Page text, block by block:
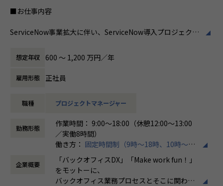
■お仕事内容
ServiceNow事業拡大に伴い、ServiceNow導入プロジェクト
ServiceNowは企業のDX推進を支えるプラットフォームとし
て、ITサービスマネジメント領域のみならず、顧客管理、人
事領域、業務ワークフロー改革など幅広い分野で活用されて
おり、当社においても引き合いが急速に増加しています。
プロジェクトマネジメントやソリューションアーキテクチャ
これまでのご経験やスキルに応じて、プロジェクト計画の策
定、進捗・品質・課題管理、顧客との各種調整やステークホ
ルダーマネジメント、ServiceNowを活用したソリューショ
ン設計、技術方針策定、開発チームのリードなどをご担当い
ただきます。
また、組織拡大フェーズにあるため、新規プロジェクトの立
想定年収 600 〜 1,200 万円／年
雇用形態 正社員
職種 プロジェクトマネージャー
勤務形態
作業時間： 9:00～18:00（休憩12:00～13:00
／実働8時間）
働き方： 固定時間制（9時～18時、10時～19
時など）
時間外労働の有無： 有（月平均10時間）
休憩時間： 60分
企業概要
「バックオフィスDX」「Make work fun！」
をモットーに、
バックオフィス業務プロセスとそこに関わる